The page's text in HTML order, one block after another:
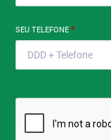
SEU TELEFONE*